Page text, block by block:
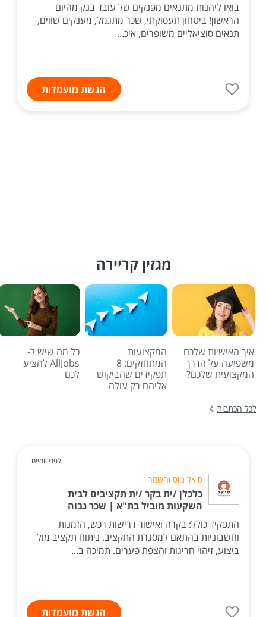
בואו ליהנות מתנאים מפנקים של עובד בנק מהיום
הראשון! ביטחון תעסוקתי, שכר מתגמל, מענקים שווים,
תנאים סוציאליים משופרים, איכ...
הגשת מועמדות
מגזין קריירה
איך האישיות שלכם
משפיעה על הדרך
המקצועית שלכם?
המקצועות
המתחזקים: 8
תפקידים שהביקוש
אליהם רק עולה
כל מה שיש ל-
AllJobs להציע
לכם
לכל הכתבות
לפני יומיים
סיאל גיוס והשמה
כלכלן /ית בקר /ית תקציבים לבית
השקעות מוביל בת"א | שכר גבוה
התפקיד כולל: בקרה ואישור דרישות רכש, הזמנות
וחשבוניות בהתאם למסגרת התקציב. ניתוח תקציב מול
ביצוע, זיהוי חריגות והצפת פערים. תמיכה ב...
הגשת מועמדות